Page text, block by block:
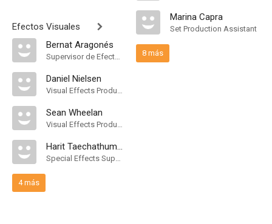
Efectos Visuales
Bernat Aragonés
Supervisor de Efectos Visuales
Daniel Nielsen
Visual Effects Producer
Sean Wheelan
Visual Effects Producer
Harit Taechathummarak
Special Effects Supervisor
4 más
Marina Capra
Set Production Assistant
8 más